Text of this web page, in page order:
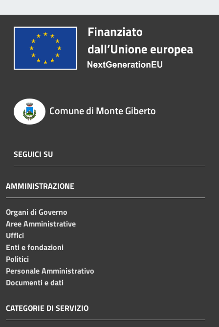
Comune di Monte Giberto
SEGUICI SU
AMMINISTRAZIONE
Organi di Governo
Aree Amministrative
Uffici
Enti e fondazioni
Politici
Personale Amministrativo
Documenti e dati
CATEGORIE DI SERVIZIO